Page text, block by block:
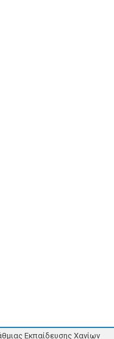
Εκπαίδευσης Χανίων